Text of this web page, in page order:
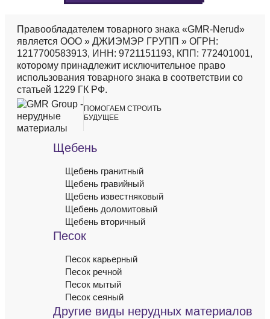
`` ПОМОГАЕМ СТРОИТЬ
БУДУЩЕЕ
Правообладателем товарного знака «GMR-Nerud»
является ООО » ДЖИЭМЭР ГРУПП » ОГРН:
1217700583913, ИНН: 9721151193, КПП: 772401001,
которому принадлежит исключительное право
использования товарного знака в соответствии со
статьей 1229 ГК РФ.
Щебень
Щебень гранитный
Щебень гравийный
Щебень известняковый
Щебень доломитовый
Щебень вторичный
Песок
Песок карьерный
Песок речной
Песок мытый
Песок сеяный
Другие виды нерудных материалов